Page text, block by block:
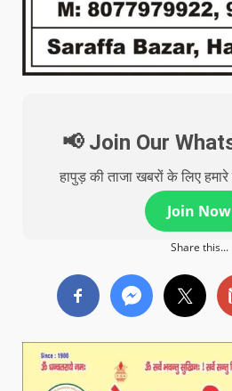
📢 Join Our
हापुड़ की ताजा खबरों के लिए
Join Now
Share this...